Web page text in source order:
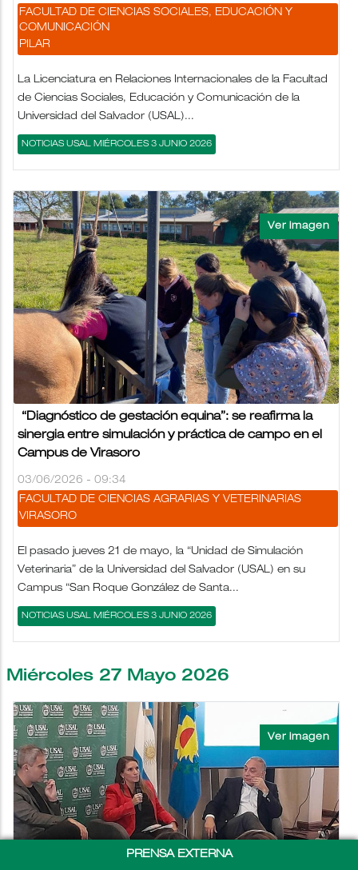
FACULTAD DE CIENCIAS SOCIALES, EDUCACIÓN Y
COMUNICACIÓN
PILAR
La Licenciatura en Relaciones Internacionales de la Facultad
de Ciencias Sociales, Educación y Comunicación de la
Universidad del Salvador (USAL)...
NOTICIAS USAL MIÉRCOLES 3 JUNIO 2026
“Diagnóstico de gestación equina”: se reafirma la
sinergia entre simulación y práctica de campo en el
Campus de Virasoro
03/06/2026 - 09:34
FACULTAD DE CIENCIAS AGRARIAS Y VETERINARIAS
VIRASORO
El pasado jueves 21 de mayo, la “Unidad de Simulación
Veterinaria” de la Universidad del Salvador (USAL) en su
Campus “San Roque González de Santa...
NOTICIAS USAL MIÉRCOLES 3 JUNIO 2026
Miércoles 27 Mayo 2026
PRENSA EXTERNA